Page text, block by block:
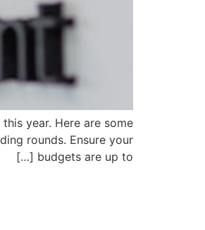
year. Here are some
rounds. Ensure your
budgets are up to […]